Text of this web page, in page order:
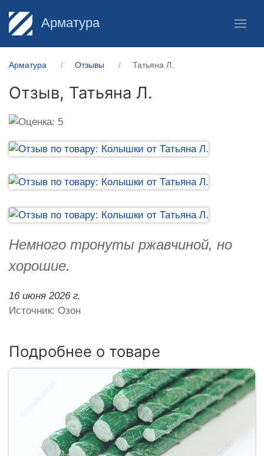
Арматура
Арматура Отзывы Татьяна Л.
Отзыв, Татьяна Л.
Немного тронуты ржавчиной, но
хорошие.
16 июня 2026 г.
Источник: Озон
Подробнее о товаре